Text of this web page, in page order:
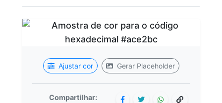
Ajustar cor Gerar Placeholder
Compartilhar: